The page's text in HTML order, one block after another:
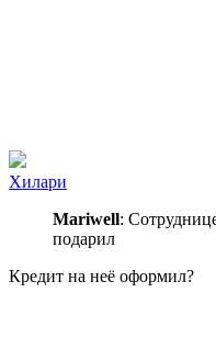
Хилари
Mariwell:
подарил
Кредит на неё оформил?